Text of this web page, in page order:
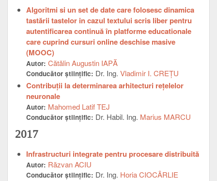
Algoritmi si un set de date care folosesc dinamica
tastării tastelor in cazul textului scris liber pentru
autentificarea continuă în platforme educationale
care cuprind cursuri online deschise masive
(MOOC)
Autor: Cătălin Augustin IAPĂ
Conducător ştiinţific: Dr. Ing. Vladimir I. CREŢU
Contribuții la determinarea arhitecturi rețelelor
neuronale
Autor: Mahomed Latif TEJ
Conducător ştiinţific: Dr. Habil. Ing. Marius MARCU
2017
Infrastructuri integrate pentru procesare distribuită
Autor: Răzvan ACIU
Conducător ştiinţific: Dr. Ing. Horia CIOCÂRLIE